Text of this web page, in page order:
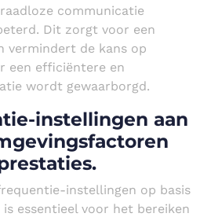
communicatie
Dit zorgt voor een
vermindert de kans op
een efficiëntere en
wordt gewaarborgd.
instellingen aan
instellingen op basis
essentieel voor het bereiken